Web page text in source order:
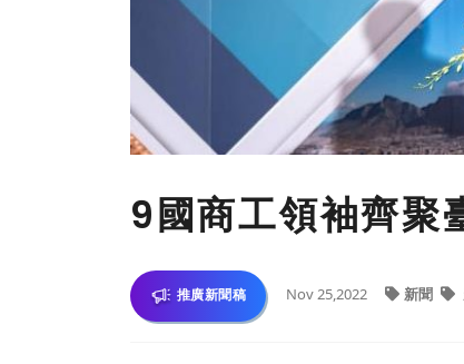
9國商工領袖齊聚
推廣新聞稿 Nov 25,2022 新聞